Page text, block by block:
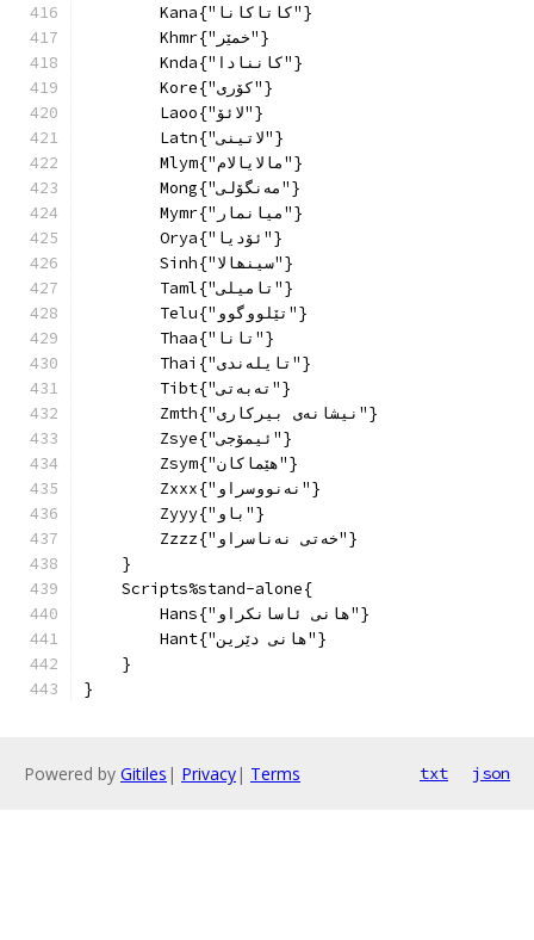
        Kana{"کاتاکانا"}
        Khmr{"خمێر"}
        Knda{"کاننادا"}
        Kore{"کۆری"}
        Laoo{"لائۆ"}
        Latn{"لاتینی"}
        Mlym{"مالایالام"}
        Mong{"مەنگۆلی"}
        Mymr{"میانمار"}
        Orya{"ئۆدیا"}
        Sinh{"سینھالا"}
        Taml{"تامیلی"}
        Telu{"تێلووگوو"}
        Thaa{"تانا"}
        Thai{"تایلەندی"}
        Tibt{"تەبەتی"}
        Zmth{"نیشانەی بیرکاری"}
        Zsye{"ئیمۆجی"}
        Zsym{"هێماکان"}
        Zxxx{"نەنووسراو"}
        Zyyy{"باو"}
        Zzzz{"خەتی نەناسراو"}
    }
    Scripts%stand-alone{
        Hans{"هانی ئاسانکراو"}
        Hant{"هانی دێرین"}
    }
}
Powered by Gitiles | Privacy| Terms txt json